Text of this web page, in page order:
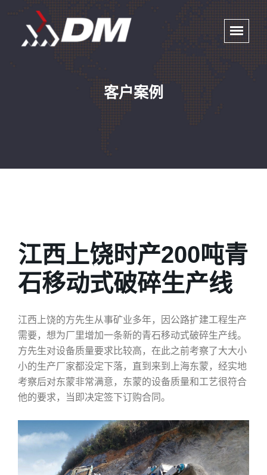
客户案例
江西上饶时产200吨青
石移动式破碎生产线
江西上饶的方先生从事矿业多年，因公路扩建工程生产
需要，想为厂里增加一条新的青石移动式破碎生产线。
方先生对设备质量要求比较高，在此之前考察了大大小
小的生产厂家都没定下落，直到来到上海东蒙，经实地
考察后对东蒙非常满意，东蒙的设备质量和工艺很符合
他的要求，当即决定签下订购合同。